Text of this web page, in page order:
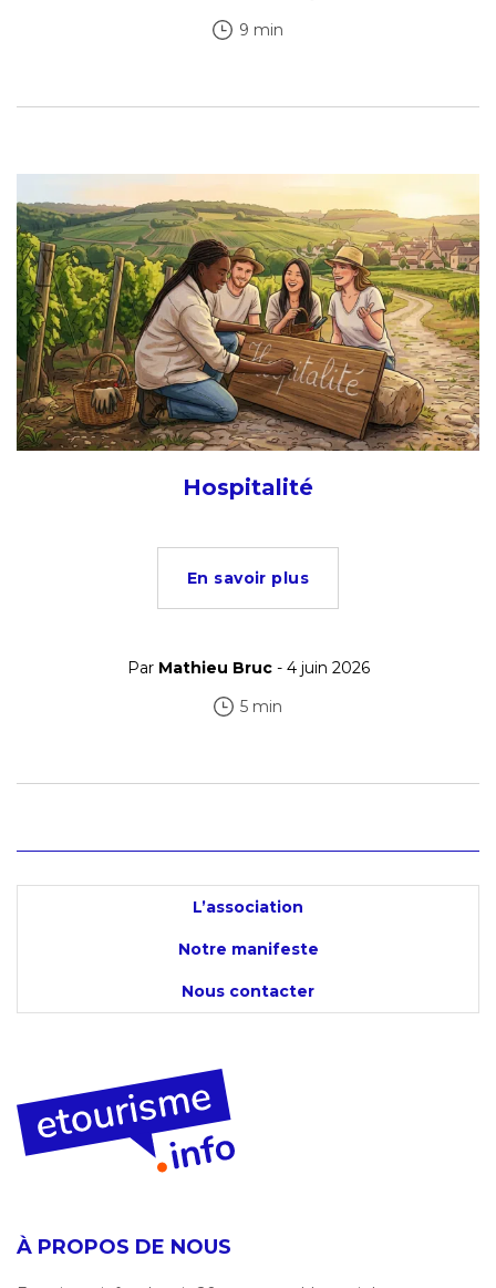
9 min
Hospitalité
En savoir plus
Par Mathieu Bruc- 4 juin 2026
5 min
L’association
Notre manifeste
Nous contacter
À PROPOS DE NOUS